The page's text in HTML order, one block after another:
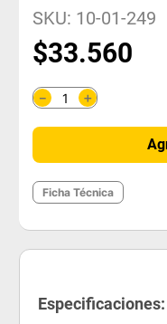
SKU: 10-01-249
$33.560
＋
－
Ficha Técnica
Especificaciones: